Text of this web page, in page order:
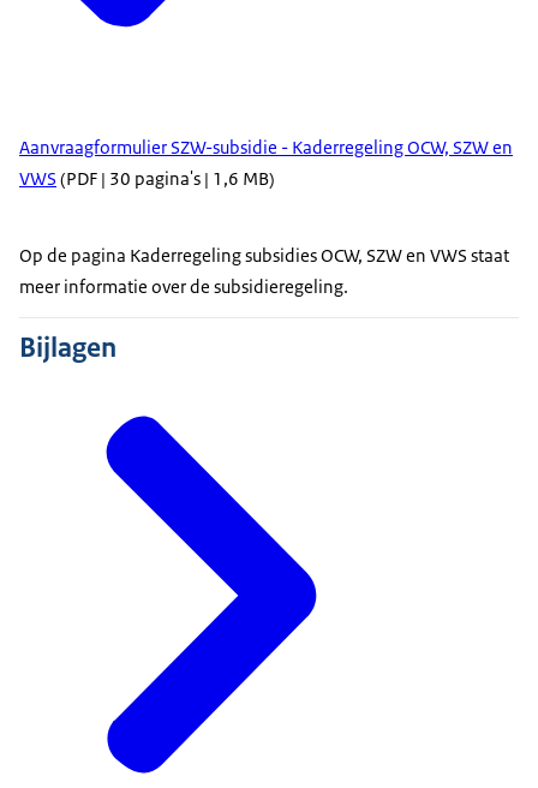
Aanvraagformulier SZW-subsidie - Kaderregeling OCW, SZW en
VWS (PDF | 30 pagina's | 1,6 MB)
Op de pagina Kaderregeling subsidies OCW, SZW en VWS staat
meer informatie over de subsidieregeling.
Bijlagen